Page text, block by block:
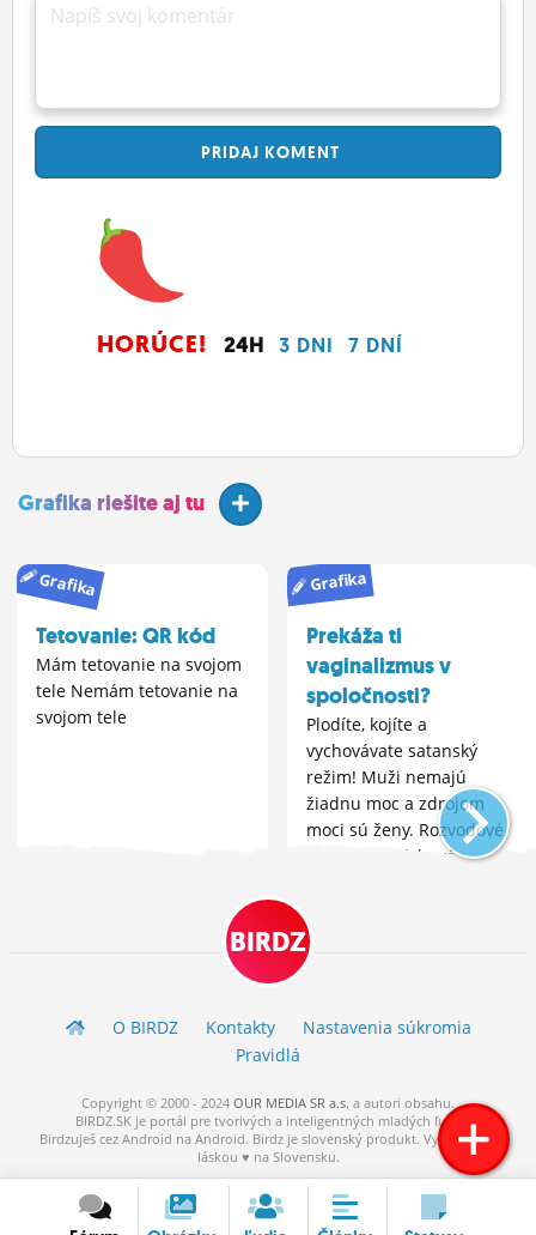
Napíš svoj komentár
PRIDAJ KOMENT
HORÚCE! 24H 3 DNI 7 DNÍ
Grafika riešite aj tu
Grafika
Tetovanie: QR kód
Mám tetovanie na svojom
tele Nemám tetovanie na
svojom tele
Grafika
Prekáža ti
vaginalizmus v
spoločnosti?
Plodíte, kojíte a
vychovávate satanský
režim! Muži nemajú
žiadnu moc a zdrojom
moci sú ženy. Rozvodové
mäsiarky, vzťahové
vojna pochoduje za mier?
Vyjadrím sa v kométe
BIRDZ
O BIRDZ Kontakty
Nastavenia súkromia
Pravidlá
Copyright © 2000 - 2024 OUR MEDIA SR a.s. a autori obsahu.
BIRDZ.SK je portál pre tvorivých a inteligentných mladých ľudí.
Birdzuješ cez Android na Android. Birdz je slovenský produkt. Vytvorené s
láskou ♥ na Slovensku.